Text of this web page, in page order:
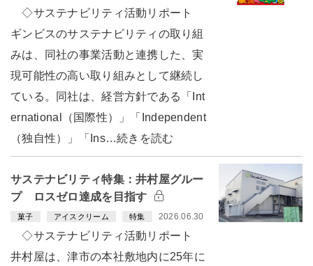
◇サステナビリティ活動リポート
ギンビスのサステナビリティの取り組
みは、同社の事業活動と連携した、実
現可能性の高い取り組みとして継続し
ている。同社は、経営方針である「Int
ernational（国際性）」「Independent
（独自性）」「Ins…続きを読む
サステナビリティ特集：井村屋グルー
プ ロスゼロ達成を目指す
菓子 アイスクリーム 特集 2026.06.30
◇サステナビリティ活動リポート
井村屋は、津市の本社敷地内に25年に